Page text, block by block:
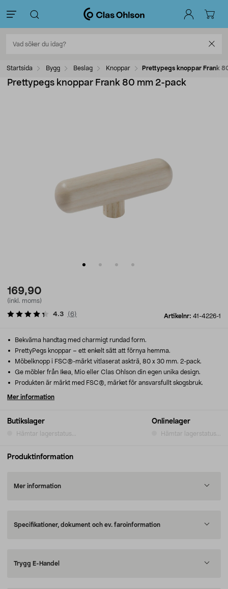
Startsida Bygg Beslag Knoppar Prettypegs knoppar Frank
Prettypegs knoppar Frank 80 mm 2-pack
169,90
(inkl. moms)
Artikelnr: 41-4226-1
4.3 (6)
Butikslager
Hämtar lagerstatus...
Onlinelager
Hämtar lagerstatus...
Bekväma handtag med charmigt rundad form.
PrettyPegs knoppar – ett enkelt sätt att förnya hemma.
Möbelknopp i FSC®-märkt vitlaserat askträ, 80 x 30 mm. 2-pack.
Ge möbler från Ikea, Mio eller Clas Ohlson din egen unika design.
Produkten är märkt med FSC®, märket för ansvarsfullt skogsbruk.
Mer information
Produktinformation
Mer information
Specifikationer, dokument och ev. faroinformation
Trygg E-Handel